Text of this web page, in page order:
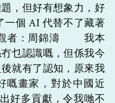
，但好有想象力，好
個 AI 代替不了藏著
觀者：周錦濤 我本
乜認識嘅，但係我今
就有了認知，原來我
嘅畫家，對於中國近
好多貢獻，令我哋不